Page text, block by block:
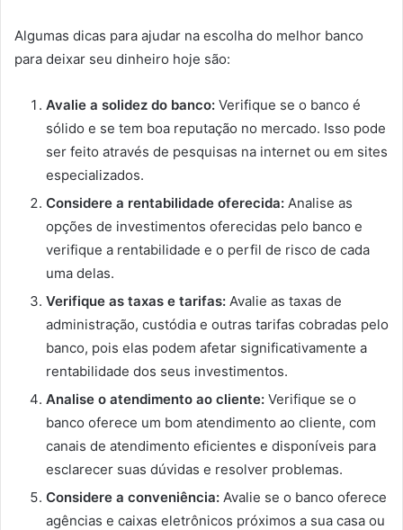
Algumas dicas para ajudar na escolha do melhor banco
para deixar seu dinheiro hoje são:
Avalie a solidez do banco: Verifique se o banco é
sólido e se tem boa reputação no mercado. Isso pode
ser feito através de pesquisas na internet ou em sites
especializados.
Considere a rentabilidade oferecida: Analise as
opções de investimentos oferecidas pelo banco e
verifique a rentabilidade e o perfil de risco de cada
uma delas.
Verifique as taxas e tarifas: Avalie as taxas de
administração, custódia e outras tarifas cobradas pelo
banco, pois elas podem afetar significativamente a
rentabilidade dos seus investimentos.
Analise o atendimento ao cliente: Verifique se o
banco oferece um bom atendimento ao cliente, com
canais de atendimento eficientes e disponíveis para
esclarecer suas dúvidas e resolver problemas.
Considere a conveniência: Avalie se o banco oferece
agências e caixas eletrônicos próximos a sua casa ou